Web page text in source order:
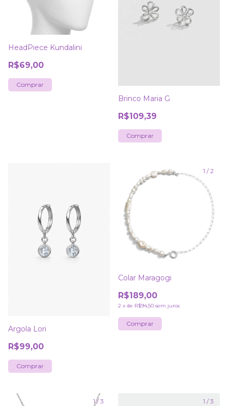
HeadPiece Kundalini
R$69,00
Brinco Maria G
R$109,39
Argola Lori
R$99,00
1 /2
Colar Maragogi
R$189,00
2 x de R$94,50 sem juros
1/3 1 /3